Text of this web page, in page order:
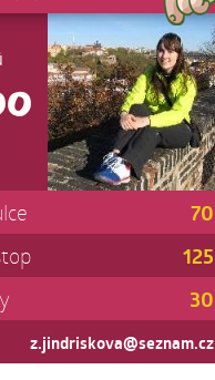
70
125
30
z.jindriskova@seznam.cz